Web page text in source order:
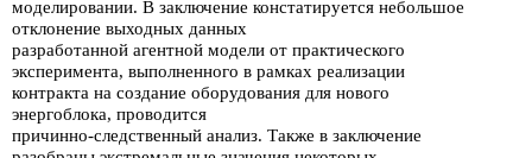
моделирова­нии. В заключение констатируется небольшое
отклонение выходных данных
разработанной агентной модели от практического
эксперимента, выполнен­ного в рамках реализации
контракта на создание оборудования для нового
энергоблока, проводится
причинно-следственный анализ. Также в заключение